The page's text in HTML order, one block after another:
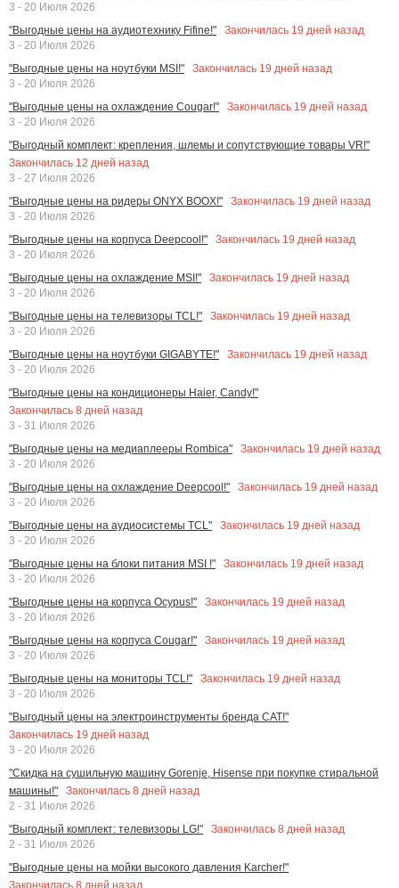
3 - 20 Июля 2026
"Выгодные цены на аудиотехнику Fifine!"
Закончилась 19 дней назад
3 - 20 Июля 2026
"Выгодные цены на ноутбуки MSI!"
Закончилась 19 дней назад
3 - 20 Июля 2026
"Выгодные цены на охлаждение Cougar!"
Закончилась 19 дней назад
3 - 20 Июля 2026
"Выгодный комплект: крепления, шлемы и сопутствующие товары VR!"
Закончилась 12 дней назад
3 - 27 Июля 2026
"Выгодные цены на ридеры ONYX BOOX!"
Закончилась 19 дней назад
3 - 20 Июля 2026
"Выгодные цены на корпуса Deepcool!"
Закончилась 19 дней назад
3 - 20 Июля 2026
"Выгодные цены на охлаждение MSI!"
Закончилась 19 дней назад
3 - 20 Июля 2026
"Выгодные цены на телевизоры TCL!"
Закончилась 19 дней назад
3 - 20 Июля 2026
"Выгодные цены на ноутбуки GIGABYTE!"
Закончилась 19 дней назад
3 - 20 Июля 2026
"Выгодные цены на кондиционеры Haier, Candy!"
Закончилась 8 дней назад
3 - 31 Июля 2026
"Выгодные цены на медиаплееры Rombica"
Закончилась 19 дней назад
3 - 20 Июля 2026
"Выгодные цены на охлаждение Deepcool!"
Закончилась 19 дней назад
3 - 20 Июля 2026
"Выгодные цены на аудиосистемы TCL"
Закончилась 19 дней назад
3 - 20 Июля 2026
"Выгодные цены на блоки питания MSI !"
Закончилась 19 дней назад
3 - 20 Июля 2026
"Выгодные цены на корпуса Ocypus!"
Закончилась 19 дней назад
3 - 20 Июля 2026
"Выгодные цены на корпуса Cougar!"
Закончилась 19 дней назад
3 - 20 Июля 2026
"Выгодные цены на мониторы TCL!"
Закончилась 19 дней назад
3 - 20 Июля 2026
"Выгодный цены на электроинструменты бренда CAT!"
Закончилась 19 дней назад
3 - 20 Июля 2026
"Скидка на сушильную машину Gorenje, Hisense при покупке стиральной
машины!"
Закончилась 8 дней назад
2 - 31 Июля 2026
"Выгодный комплект: телевизоры LG!"
Закончилась 8 дней назад
2 - 31 Июля 2026
"Выгодные цены на мойки высокого давления Karcher!"
Закончилась 8 дней назад